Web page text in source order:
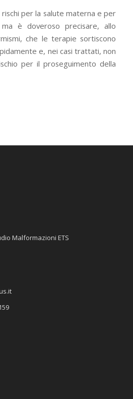
per la salute materna e per
è doveroso precisare, allo
che le terapie sortiscono
e, nei casi trattati, non
per il proseguimento della
Malformazioni ETS